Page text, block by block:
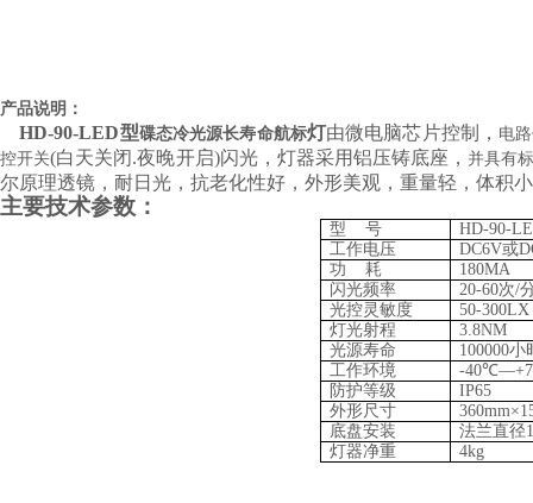
产品说明：
HD-90-LED型碟态冷光源长寿命航标灯由微电脑芯片控制， 电
控开关(白天关闭.夜晚开启)闪光，灯器采用铝压铸底座， 并具有
尔原理透镜，耐日光，抗老化性好，外形美观，重量轻，体积
主要技术参数：
型 号
HD-90-
工作电压
DC6V或
功 耗
180MA
闪光频率
20-60次/
光控灵敏度
50-300LX
灯光射程
3.8NM
光源寿命
100000小
工作环境
-
防护等级
IP65
外形尺寸
底盘安装
法兰直径
灯器净重
4kg